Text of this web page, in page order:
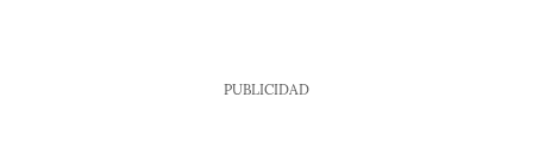
PUBLICIDAD